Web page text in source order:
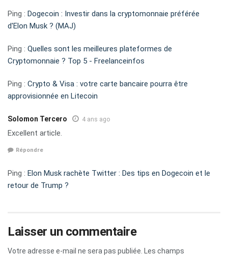
Ping : Dogecoin : Investir dans la cryptomonnaie préférée
d'Elon Musk ? (MAJ)
Ping : Quelles sont les meilleures plateformes de
Cryptomonnaie ? Top 5 - Freelanceinfos
Ping : Crypto & Visa : votre carte bancaire pourra être
approvisionnée en Litecoin
Solomon Tercero 4 ans ago
Excellent article.
Répondre
Ping : Elon Musk rachète Twitter : Des tips en Dogecoin et le
retour de Trump ?
Laisser un commentaire
Votre adresse e-mail ne sera pas publiée. Les champs